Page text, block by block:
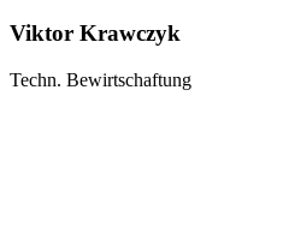
Viktor Krawczyk
Techn. Bewirtschaftung